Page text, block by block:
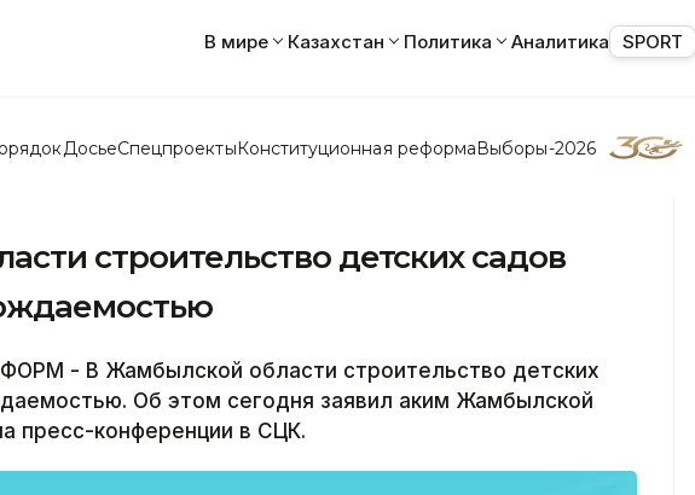
В мире Казахстан Политика Аналитика SPORT
ДосьеСпецпроектыКонституционная реформаВыборы-2026
строительство детских садов
- В Жамбылской области строительство детских
Об этом сегодня заявил аким Жамбылской
пресс-конференции в СЦК.